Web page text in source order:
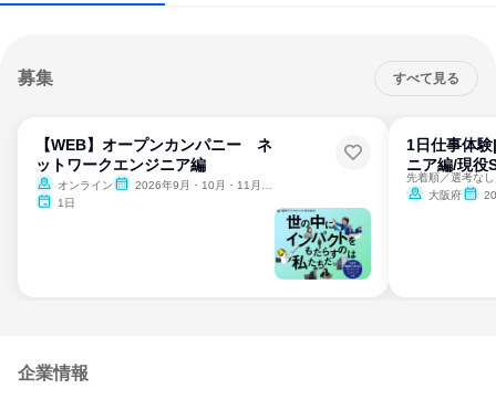
募集 すべて見る
【WEB】オープンカンパニー ネ
ットワークエンジニア編
オンライン
2026年9月・10月・11月・12月、2027年1月
1日
1日仕事体
ニア編/現役
大阪府
企業情報